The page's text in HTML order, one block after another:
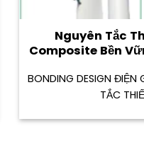
Nguyên Tắc
Composite Bền
BONDING DESIGN ĐIỆN
TẮC